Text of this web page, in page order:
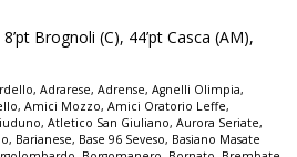
Brognoli (C), 44’pt Casca (AM),
,Adrarese,Adrense,Agnelli Olimpia,
,Amici Mozzo,Amici Oratorio Leffe,
,Atletico San Giuliano,Aurora Seriate,
, Barianese, Base 96 Seveso, Basiano Masate